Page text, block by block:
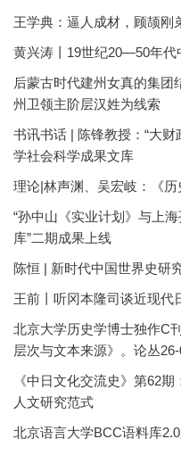
王学典：逼人成材，顾颉刚
黄兴涛丨19世纪20—50年代
后蒙古时代建州女真的集
州卫领主阶层汉姓为线索
书讯书话 | 陈锋教授：“大
学社会科学成果文库
理论|林声渊、吴宏岐：《历
“孙中山《实业计划》与上
库”二期成果上线
陈恒 | 新时代中国世界史研
王前丨听冈本隆司谈近现代
北京大学历史学博士独作C
层次与文本来源》。论丛
《中日文化交流史》第62
人文研究范式
北京语言大学BCC语料库